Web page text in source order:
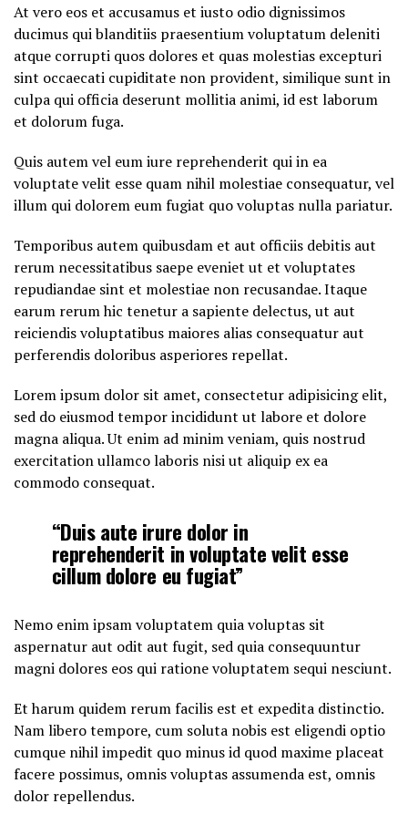
At vero eos et accusamus et iusto odio dignissimos
ducimus qui blanditiis praesentium voluptatum deleniti
atque corrupti quos dolores et quas molestias excepturi
sint occaecati cupiditate non provident, similique sunt in
culpa qui officia deserunt mollitia animi, id est laborum
et dolorum fuga.
Quis autem vel eum iure reprehenderit qui in ea
voluptate velit esse quam nihil molestiae consequatur, vel
illum qui dolorem eum fugiat quo voluptas nulla pariatur.
Temporibus autem quibusdam et aut officiis debitis aut
rerum necessitatibus saepe eveniet ut et voluptates
repudiandae sint et molestiae non recusandae. Itaque
earum rerum hic tenetur a sapiente delectus, ut aut
reiciendis voluptatibus maiores alias consequatur aut
perferendis doloribus asperiores repellat.
Lorem ipsum dolor sit amet, consectetur adipisicing elit,
sed do eiusmod tempor incididunt ut labore et dolore
magna aliqua. Ut enim ad minim veniam, quis nostrud
exercitation ullamco laboris nisi ut aliquip ex ea
commodo consequat.
“Duis aute irure dolor in
reprehenderit in voluptate velit esse
cillum dolore eu fugiat”
Nemo enim ipsam voluptatem quia voluptas sit
aspernatur aut odit aut fugit, sed quia consequuntur
magni dolores eos qui ratione voluptatem sequi nesciunt.
Et harum quidem rerum facilis est et expedita distinctio.
Nam libero tempore, cum soluta nobis est eligendi optio
cumque nihil impedit quo minus id quod maxime placeat
facere possimus, omnis voluptas assumenda est, omnis
dolor repellendus.